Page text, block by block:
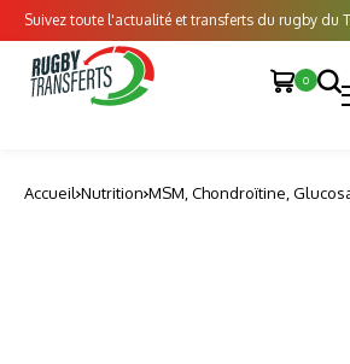
Suivez toute l'actualité et transferts du rugby du
0
Accueil Nutrition MSM, Chondroïtine,